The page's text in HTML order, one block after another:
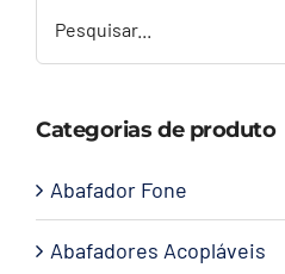
Categorias de produto
Abafador Fone
Abafadores Acopláveis